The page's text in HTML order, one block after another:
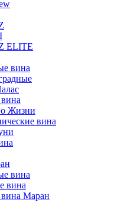
ELITE
вина
Жизни
вина
вина
вина
Маран